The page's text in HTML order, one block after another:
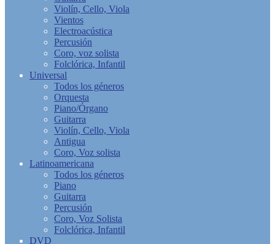
Violín, Cello, Viola
Vientos
Electroacústica
Percusión
Coro, voz solista
Folclórica, Infantil
Universal
Todos los géneros
Orquesta
Piano/Órgano
Guitarra
Violín, Cello, Viola
Antigua
Coro, Voz solista
Latinoamericana
Todos los géneros
Piano
Guitarra
Percusión
Coro, Voz Solista
Folclórica, Infantil
DVD